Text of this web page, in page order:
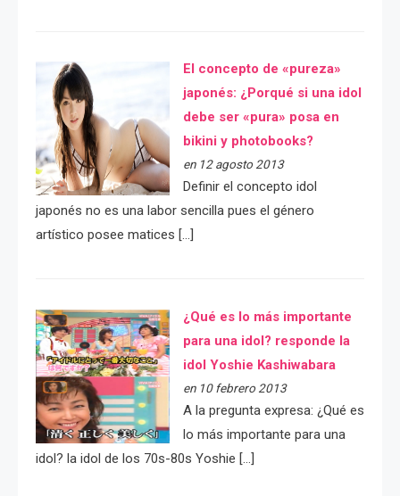
El concepto de «pureza»
japonés: ¿Porqué si una idol
debe ser «pura» posa en
bikini y photobooks?
en 12 agosto 2013
Definir el concepto idol
japonés no es una labor sencilla pues el género
artístico posee matices […]
¿Qué es lo más importante
para una idol? responde la
idol Yoshie Kashiwabara
en 10 febrero 2013
A la pregunta expresa: ¿Qué es
lo más importante para una
idol? la idol de los 70s-80s Yoshie […]